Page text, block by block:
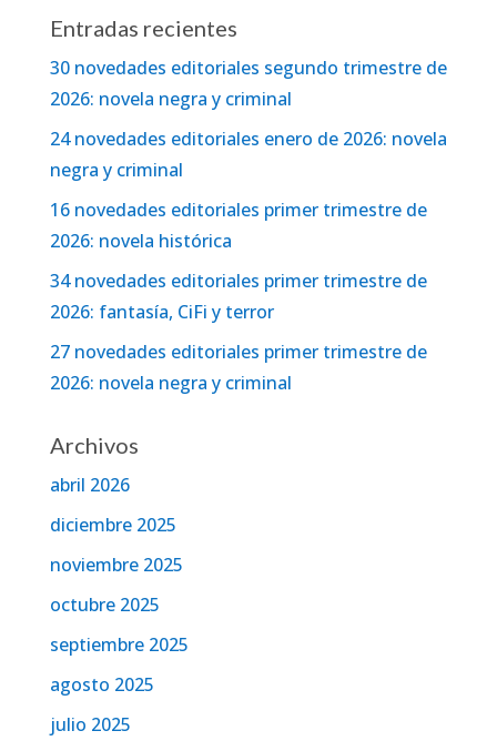
Entradas recientes
30 novedades editoriales segundo trimestre de
2026: novela negra y criminal
24 novedades editoriales enero de 2026: novela
negra y criminal
16 novedades editoriales primer trimestre de
2026: novela histórica
34 novedades editoriales primer trimestre de
2026: fantasía, CiFi y terror
27 novedades editoriales primer trimestre de
2026: novela negra y criminal
Archivos
abril 2026
diciembre 2025
noviembre 2025
octubre 2025
septiembre 2025
agosto 2025
julio 2025